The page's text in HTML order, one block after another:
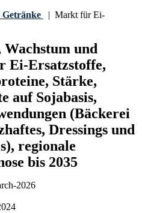
Getränke | Markt für Ei-
und
Ei-Ersatzstoffe,
Stärke,
auf Sojabasis,
(Bäckerei
Dressings und
regionale
bis 2035
2026